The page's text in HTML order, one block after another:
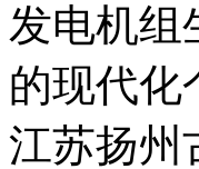
发电机组
的现代化
江苏扬州